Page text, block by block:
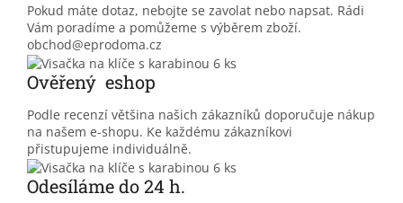
Pokud máte dotaz, nebojte se zavolat nebo napsat. Rádi
Vám poradíme a pomůžeme s výběrem zboží.
obchod@eprodoma.cz
Ověřený eshop
Podle recenzí většina našich zákazníků doporučuje nákup
na našem e-shopu. Ke každému zákazníkovi
přistupujeme individuálně.
Odesíláme do 24 h.